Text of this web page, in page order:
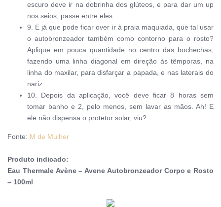
escuro deve ir na dobrinha dos glúteos, e para dar um up
nos seios, passe entre eles.
9. E já que pode ficar over ir à praia maquiada, que tal usar
o autobronzeador também como contorno para o rosto?
Aplique em pouca quantidade no centro das bochechas,
fazendo uma linha diagonal em direção às têmporas, na
linha do maxilar, para disfarçar a papada, e nas laterais do
nariz.
10. Depois da aplicação, você deve ficar 8 horas sem
tomar banho e 2, pelo menos, sem lavar as mãos. Ah! E
ele não dispensa o protetor solar, viu?
Fonte: M de Mulher
Produto indicado:
Eau Thermale Avène – Avene Autobronzeador Corpo e Rosto
– 100ml